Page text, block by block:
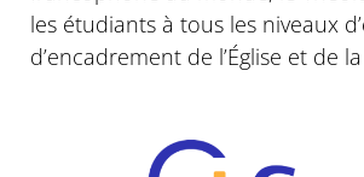
les étudiants à tous les niveaux
d’encadrement de l’Église et de